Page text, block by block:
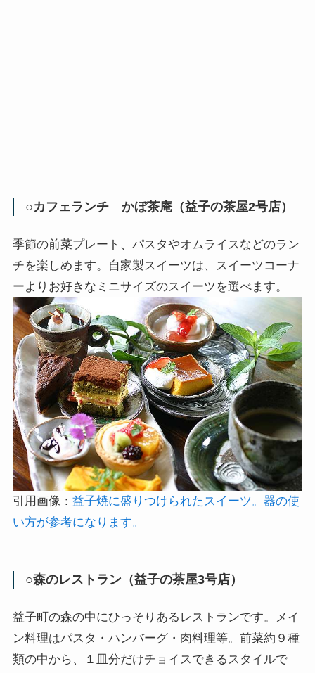
○カフェランチ かぼ茶庵（益子の茶屋2号店）
季節の前菜プレート、パスタやオムライスなどのラン
チを楽しめます。自家製スイーツは、スイーツコーナ
ーよりお好きなミニサイズのスイーツを選べます。
引用画像： 益子焼に盛りつけられたスイーツ。器の使
い方が参考になります。
○森のレストラン（益子の茶屋3号店）
益子町の森の中にひっそりあるレストランです。メイ
ン料理はパスタ・ハンバーグ・肉料理等。前菜約９種
類の中から、１皿分だけチョイスできるスタイルで